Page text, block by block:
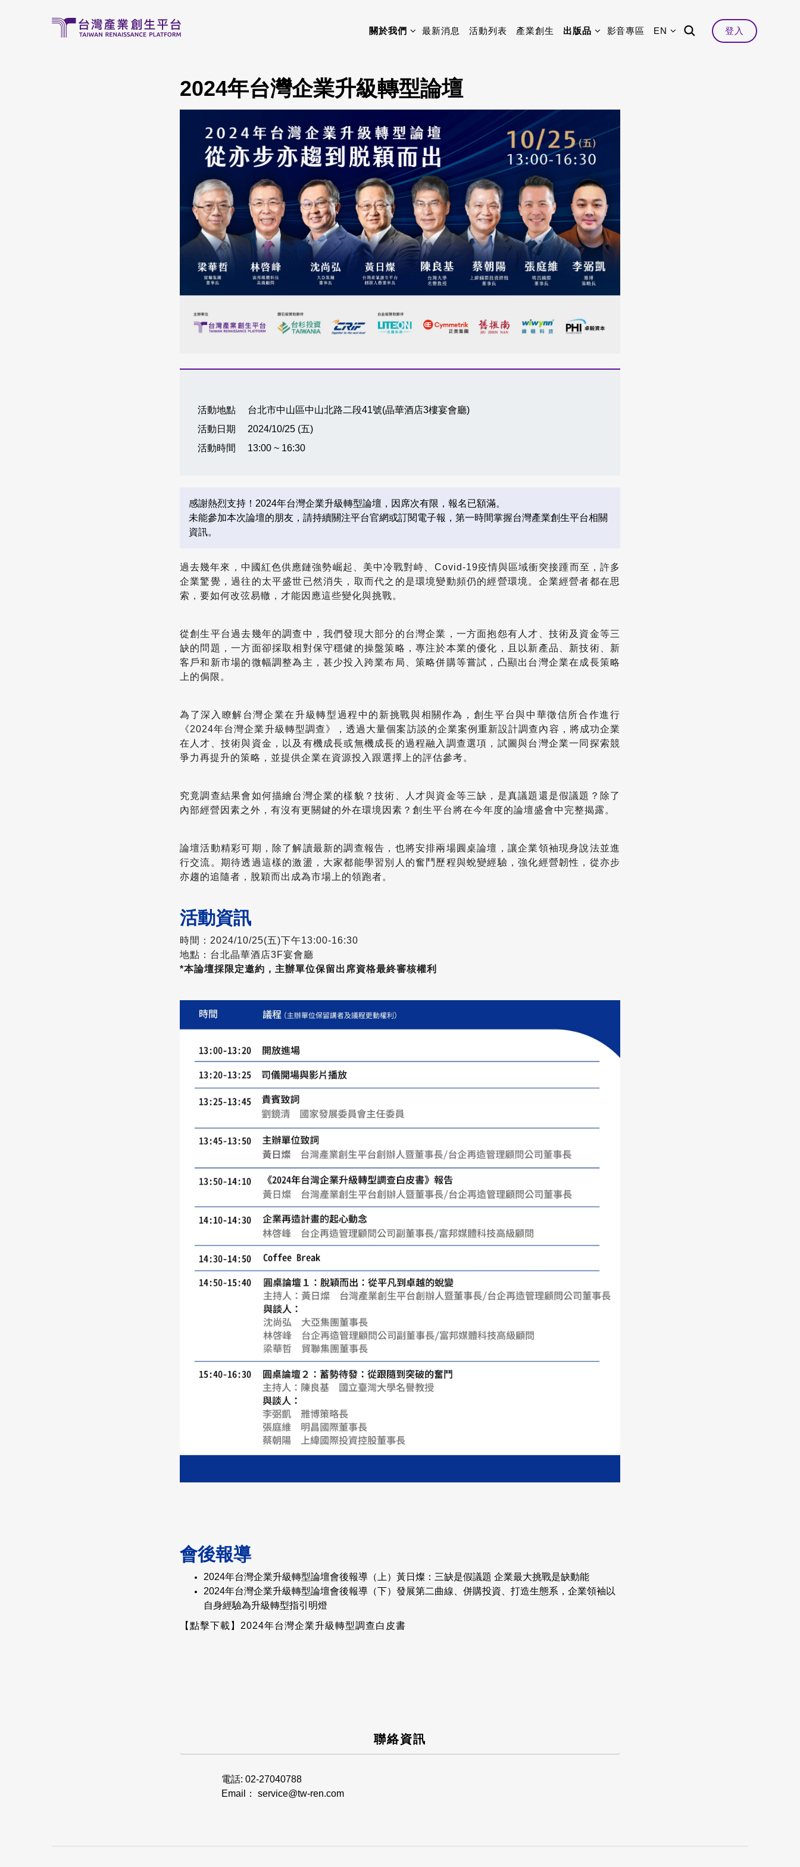
EN
關於我們 最新消息 活動列表 產業創生 出版品 影音專區 登入
2024年台灣企業升級轉型論壇
活動地點
台北市中山區中山北路二段41號(晶華酒店3樓宴會廳)
活動日期
2024/10/25 (五)
活動時間
13:00 ~ 16:30
感謝熱烈支持！2024年台灣企業升級轉型論壇，因席次有限，報名已額滿。
未能參加本次論壇的朋友，請持續關注平台官網或訂閱電子報，第一時間掌握台灣產業創生平台相關
資訊。
過去幾年來，中國紅色供應鏈強勢崛起、美中冷戰對峙、Covid-19疫情與區域衝突接踵而至，許多
企業驚覺，過往的太平盛世已然消失，取而代之的是環境變動頻仍的經營環境。企業經營者都在思
索，要如何改弦易轍，才能因應這些變化與挑戰。
從創生平台過去幾年的調查中，我們發現大部分的台灣企業，一方面抱怨有人才、技術及資金等三
缺的問題，一方面卻採取相對保守穩健的操盤策略，專注於本業的優化，且以新產品、新技術、新
客戶和新市場的微幅調整為主，甚少投入跨業布局、策略併購等嘗試，凸顯出台灣企業在成長策略
上的侷限。
為了深入瞭解台灣企業在升級轉型過程中的新挑戰與相關作為，創生平台與中華徵信所合作進行
《2024年台灣企業升級轉型調查》，透過大量個案訪談的企業案例重新設計調查內容，將成功企業
在人才、技術與資金，以及有機成長或無機成長的過程融入調查選項，試圖與台灣企業一同探索競
爭力再提升的策略，並提供企業在資源投入跟選擇上的評估參考。
究竟調查結果會如何描繪台灣企業的樣貌？技術、人才與資金等三缺，是真議題還是假議題？除了
內部經營因素之外，有沒有更關鍵的外在環境因素？創生平台將在今年度的論壇盛會中完整揭露。
論壇活動精彩可期，除了解讀最新的調查報告，也將安排兩場圓桌論壇，讓企業領袖現身說法並進
行交流。期待透過這樣的激盪，大家都能學習別人的奮鬥歷程與蛻變經驗，強化經營韌性，從亦步
亦趨的追隨者，脫穎而出成為市場上的領跑者。
活動資訊
時間：2024/10/25(五)下午13:00-16:30
地點：台北晶華酒店3F宴會廳
*本論壇採限定邀約，主辦單位保留出席資格最終審核權利
會後報導
2024年台灣企業升級轉型論壇會後報導（上）黃日燦：三缺是假議題 企業最大挑戰是缺動能
2024年台灣企業升級轉型論壇會後報導（下）發展第二曲線、併購投資、打造生態系，企業領袖以
自身經驗為升級轉型指引明燈
【點擊下載】2024年台灣企業升級轉型調查白皮書
聯絡資訊
電話: 02-27040788
Email： service@tw-ren.com